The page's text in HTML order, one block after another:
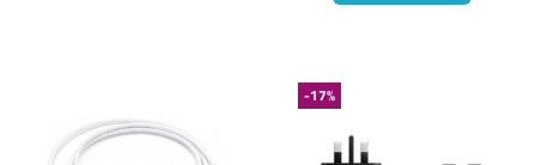
-17%